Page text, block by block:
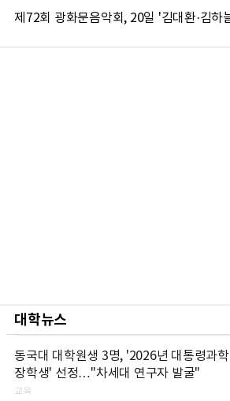
대학뉴스
동국대 대학원생 3명, '2026년 대통령과학
장학생' 선정…"차세대 연구자 발굴"
교육